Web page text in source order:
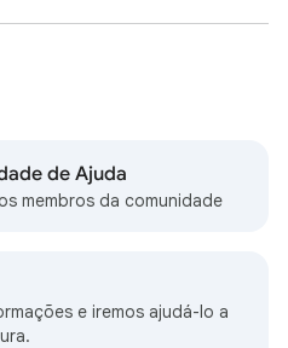
de Ajuda
membros da comunidade
e iremos ajudá-lo a